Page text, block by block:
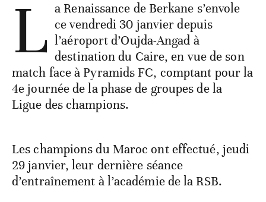
L a Renaissance de Berkane s’envole
ce vendredi 30 janvier depuis
l’aéroport d’Oujda-Angad à
destination du Caire, en vue de son
match face à Pyramids FC, comptant pour la
4e journée de la phase de groupes de la
Ligue des champions.
Les champions du Maroc ont effectué, jeudi
29 janvier, leur dernière séance
d’entraînement à l’académie de la RSB.